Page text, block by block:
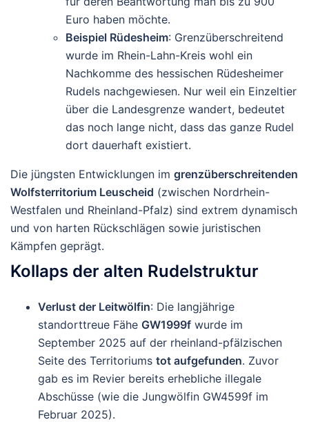
Euro haben möchte.
Beispiel Rüdesheim: Grenzüberschreitend
wurde im Rhein-Lahn-Kreis wohl ein
Nachkomme des hessischen Rüdesheimer
Rudels nachgewiesen. Nur weil ein Einzeltier
über die Landesgrenze wandert, bedeutet
das noch lange nicht, dass das ganze Rudel
dort dauerhaft existiert.
Die jüngsten Entwicklungen im grenzüberschreitenden
Wolfsterritorium Leuscheid (zwischen Nordrhein-
Westfalen und Rheinland-Pfalz) sind extrem dynamisch
und von harten Rückschlägen sowie juristischen
Kämpfen geprägt.
Kollaps der alten Rudelstruktur
Verlust der Leitwölfin: Die langjährige
standorttreue Fähe GW1999f wurde im
September 2025 auf der rheinland-pfälzischen
Seite des Territoriums tot aufgefunden. Zuvor
gab es im Revier bereits erhebliche illegale
Abschüsse (wie die Jungwölfin GW4599f im
Februar 2025).